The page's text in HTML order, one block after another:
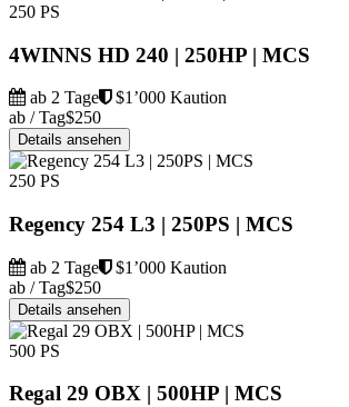
250 PS
4WINNS HD 240 | 250HP | MCS
ab 2 Tage
$1’000 Kaution
ab / Tag$250
Details ansehen
250 PS
Regency 254 L3 | 250PS | MCS
ab 2 Tage
$1’000 Kaution
ab / Tag$250
Details ansehen
500 PS
Regal 29 OBX | 500HP | MCS